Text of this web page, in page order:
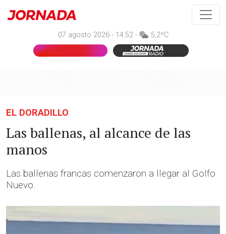
07 agosto 2026 - 14:52 - 5,2ºC
EL DORADILLO
Las ballenas, al alcance de las
manos
Las ballenas francas comenzaron a llegar al Golfo
Nuevo.